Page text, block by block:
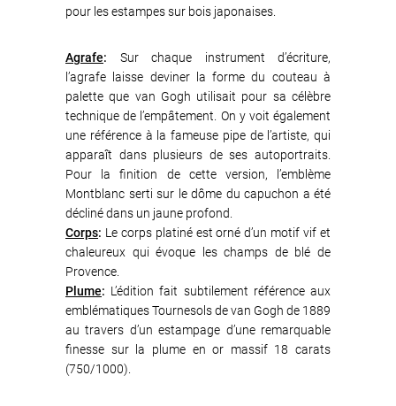
pour les estampes sur bois japonaises.
Agrafe: Sur chaque instrument d’écriture,
l’agrafe laisse deviner la forme du couteau à
palette que van Gogh utilisait pour sa célèbre
technique de l’empâtement. On y voit également
une référence à la fameuse pipe de l’artiste, qui
apparaît dans plusieurs de ses autoportraits.
Pour la finition de cette version, l’emblème
Montblanc serti sur le dôme du capuchon a été
décliné dans un jaune profond.
Corps: Le corps platiné est orné d’un motif vif et
chaleureux qui évoque les champs de blé de
Provence.
Plume: L’édition fait subtilement référence aux
emblématiques Tournesols de van Gogh de 1889
au travers d’un estampage d’une remarquable
finesse sur la plume en or massif 18 carats
(750/1000).